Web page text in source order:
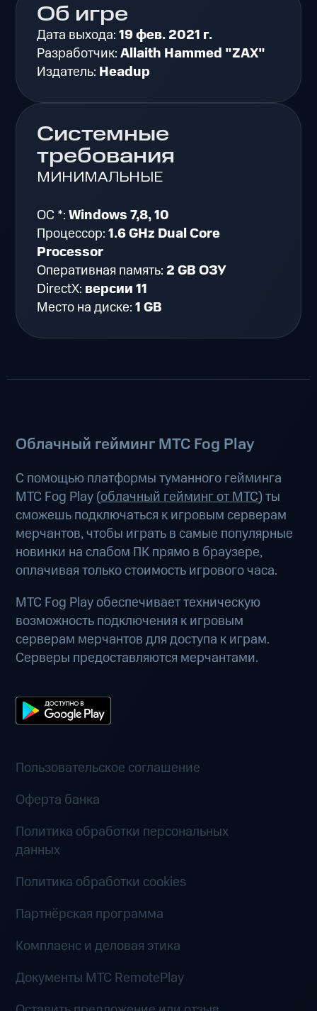
Об игре
Дата выхода:19 фев. 2021 г.
Разработчик:Allaith Hammed "ZAX"​
Издатель: Headup
Системные
требования
МИНИМАЛЬНЫЕ
ОС *:Windows 7,8, 10
Процессор:1.6 GHz Dual Core
Processor
Оперативная память: 2 GB ОЗУ
DirectX: версии 11
Место на диске:1 GB
Облачный гейминг МТС Fog Play
С помощью платформы туманного гейминга
МТС Fog Play (облачный гейминг от МТС) ты
сможешь подключаться к игровым серверам
мерчантов, чтобы играть в самые популярные
новинки на слабом ПК прямо в браузере,
оплачивая только стоимость игрового часа.
МТС Fog Play обеспечивает техническую
возможность подключения к игровым
серверам мерчантов для доступа к играм.
Серверы предоставляются мерчантами.
Пользовательское соглашение
Оферта банка
Политика обработки персональных
данных
Политика обработки cookies
Партнёрская программа
Комплаенс и деловая этика
Документы MTC RemotePlay